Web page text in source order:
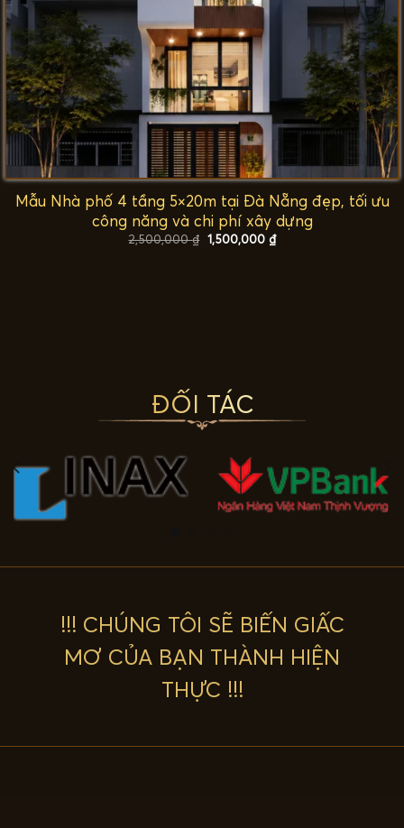
Mẫu Nhà phố 4 tầng 5×20m tại Đà Nẵng đẹp, tối ưu
công năng và chi phí xây dựng
2,500,000₫ Giá
gốc
1,500,000 ₫Giá
hiện
ĐỐI TÁC
!!! CHÚNG TÔI SẼ BIẾN GIẤC
MƠ CỦA BẠN THÀNH HIỆN
THỰC !!!